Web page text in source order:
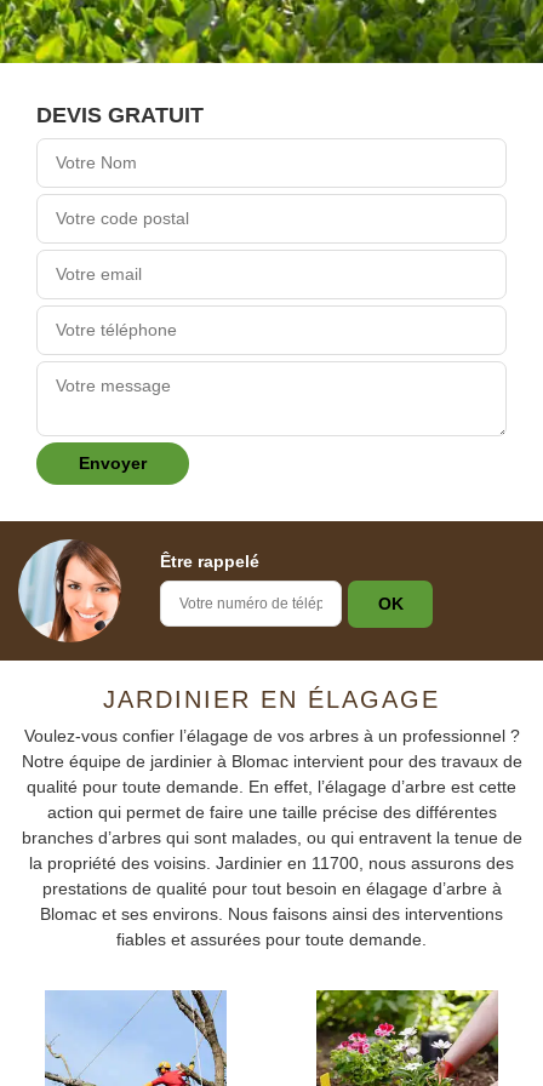
DEVIS GRATUIT
Être rappelé
JARDINIER EN ÉLAGAGE
Voulez-vous confier l’élagage de vos arbres à un professionnel ?
Notre équipe de jardinier à Blomac intervient pour des travaux de
qualité pour toute demande. En effet, l’élagage d’arbre est cette
action qui permet de faire une taille précise des différentes
branches d’arbres qui sont malades, ou qui entravent la tenue de
la propriété des voisins. Jardinier en 11700, nous assurons des
prestations de qualité pour tout besoin en élagage d’arbre à
Blomac et ses environs. Nous faisons ainsi des interventions
fiables et assurées pour toute demande.